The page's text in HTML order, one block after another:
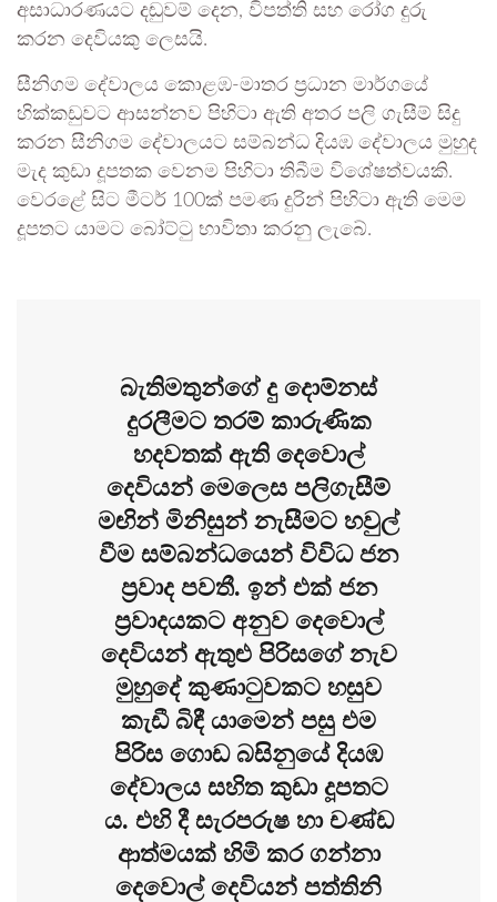
අසාධාරණයට දඬුවම් දෙන, විපත්ති සහ රෝග දුරු
කරන දෙවියකු ලෙසයි.
සීනිගම දේවාලය කොළඹ-මාතර ප්‍රධාන මාර්ගයේ
හික්කඩුවට ආසන්නව පිහිටා ඇති අතර පලි ගැසීම් සිදු
කරන සීනිගම දේවාලයට සම්බන්ධ දියඹ දේවාලය මුහුද
මැද කුඩා දූපතක වෙනම පිහිටා තිබීම විශේෂත්වයකි.
වෙරළේ සිට මීටර් 100ක් පමණ දුරින් පිහිටා ඇති මෙම
දූපතට යාමට බෝට්ටු භාවිතා කරනු ලැබේ.
බැතිමතුන්ගේ දු දොම්නස්
දුරලීමට තරම් කාරුණික
හදවතක් ඇති දෙවොල්
දෙවියන් මෙලෙස පලිගැසීම්
මඟින් මිනිසුන් නැසීමට හවුල්
වීම සම්බන්ධයෙන් විවිධ ජන
ප්‍රවාද පවතී. ඉන් එක් ජන
ප්‍රවාදයකට අනුව දෙවොල්
දෙවියන් ඇතුළු පිරිසගේ නැව
මුහුදේ කුණාටුවකට හසුව
කැඩී බිඳී යාමෙන් පසු එම
පිරිස ගොඩ බසිනුයේ දියඹ
දේවාලය සහිත කුඩා දූපතට
ය. එහි දී සැරපරුෂ හා චණ්ඩ
ආත්මයක් හිමි කර ගන්නා
දෙවොල් දෙවියන් පත්තිනි